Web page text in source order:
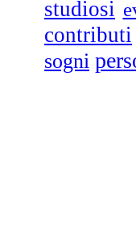
studiosi
contributi
sogni